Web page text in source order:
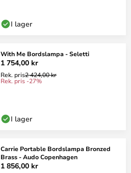
I lager
With Me Bordslampa - Seletti
1 754,00 kr
Rek. pris2 424,00 kr
Rek. pris -27%
I lager
Carrie Portable Bordslampa Bronzed
Brass - Audo Copenhagen
1 856,00 kr